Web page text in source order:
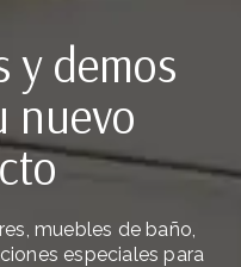
y demos
nuevo
muebles de baño,
especiales para